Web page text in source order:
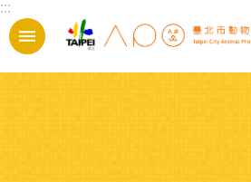
跳到主要內容區塊
:::